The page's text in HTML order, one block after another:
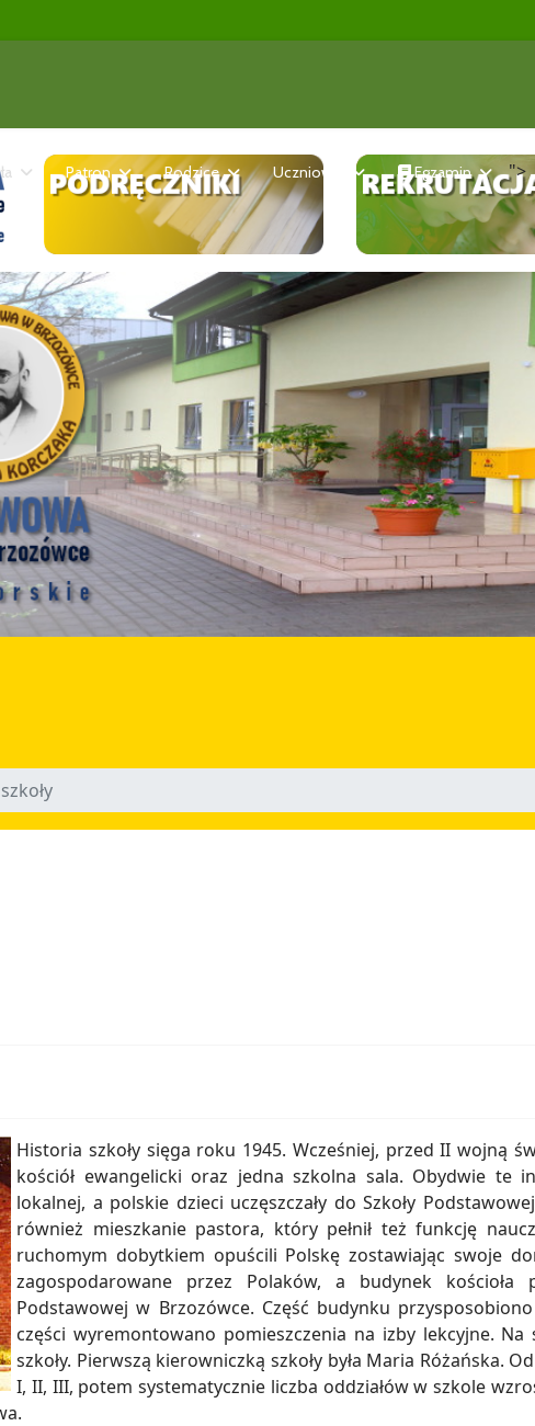
Patron Rodzice Uczniowie Egzamin ">
Historia szkoły sięga roku 1945. Wcześniej, przed II wojną
kościół ewangelicki oraz jedna szkolna sala. Obydwie te
lokalnej, a polskie dzieci uczęszczały do Szkoły
również mieszkanie pastora, który pełnił też funkcję
ruchomym dobytkiem opuścili Polskę zostawiając swoje
zagospodarowane przez Polaków, a budynek
Podstawowej w Brzozówce. Część budynku
części wyremontowano pomieszczenia na izby lekcyjne.
szkoły. Pierwszą kierowniczką szkoły była Maria Różańska.
I, II, III, potem systematycznie liczba oddziałów w szkole